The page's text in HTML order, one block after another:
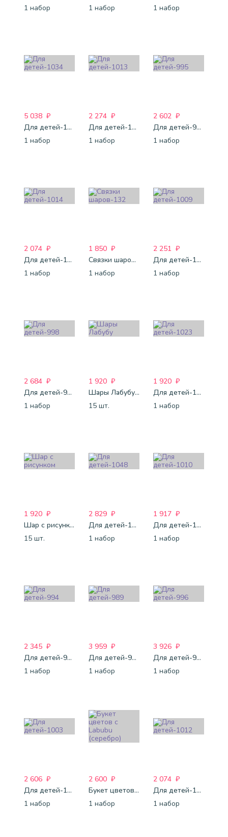
1 набор
1 набор
1 набор
5 038 ₽
Для детей-1034
1 набор
2 274 ₽
Для детей-1013
1 набор
2 602 ₽
Для детей-995
1 набор
2 074 ₽
Для детей-1014
1 набор
1 850 ₽
Связки шаров-132
1 набор
2 251 ₽
Для детей-1009
1 набор
2 684 ₽
Для детей-998
1 набор
1 920 ₽
Шары Лабубу "С Днем Рождения"
15 шт.
1 920 ₽
Для детей-1023
1 набор
1 920 ₽
Шар с рисунком "Лабубу"
15 шт.
2 829 ₽
Для детей-1048
1 набор
1 917 ₽
Для детей-1010
1 набор
2 345 ₽
Для детей-994
1 набор
3 959 ₽
Для детей-989
1 набор
3 926 ₽
Для детей-996
1 набор
2 606 ₽
Для детей-1003
1 набор
2 600 ₽
Букет цветов с Labubu (серебро)
1 набор
2 074 ₽
Для детей-1012
1 набор